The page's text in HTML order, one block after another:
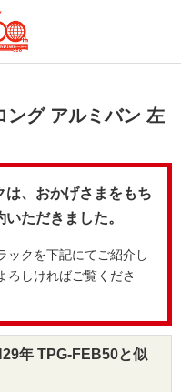
ング アルミバン 左
は、おかげさまをもち
いただきました。
ックを下記にてご紹介し
ろしければご覧くださ
年 TPG-FEB50と似